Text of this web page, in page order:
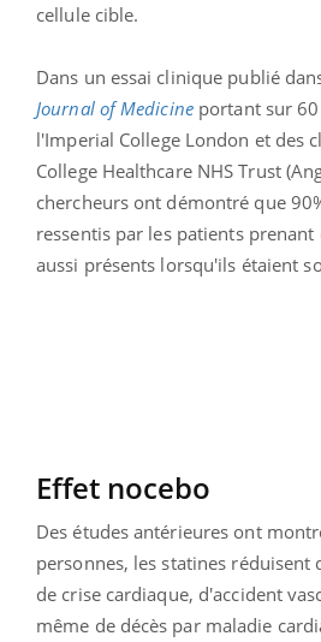
cellule cible.
Dans un essai clinique publié
Journal of Medicineportant sur 60
l'Imperial College London et des
College Healthcare NHS Trust
chercheurs ont démontré que
ressentis par les patients prenant
aussi présents lorsqu'ils étaient
Effet nocebo
Des études antérieures ont
personnes, les statines réduisent
de crise cardiaque, d'accident
même de décès par maladie